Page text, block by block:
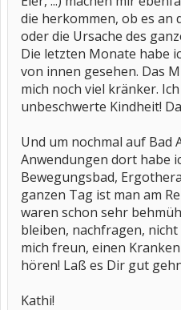
die herkommen, ob es an
oder die Ursache des
Die letzten Monate habe
von innen gesehen. Das
mich noch viel kränker.
unbeschwerte Kindheit!
Und um nochmal auf Bad
Anwendungen dort habe
Bewegungsbad,
ganzen Tag ist man am
waren schon sehr
bleiben, nachfragen,
mich freun, einen
hören! Laß es Dir gut
Kathi!